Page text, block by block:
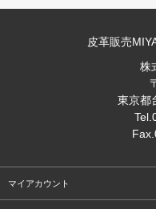
皮革販売
株
東京都
Tel
Fax
マイアカウント